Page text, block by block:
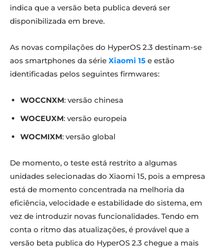
indica que a versão beta publica deverá ser
disponibilizada em breve.
As novas compilações do HyperOS 2.3 destinam-se
aos smartphones da série Xiaomi 15 e estão
identificadas pelos seguintes firmwares:
WOCCNXM: versão chinesa
WOCEUXM: versão europeia
WOCMIXM: versão global
De momento, o teste está restrito a algumas
unidades selecionadas do Xiaomi 15, pois a empresa
está de momento concentrada na melhoria da
eficiência, velocidade e estabilidade do sistema, em
vez de introduzir novas funcionalidades. Tendo em
conta o ritmo das atualizações, é provável que a
versão beta publica do HyperOS 2.3 chegue a mais